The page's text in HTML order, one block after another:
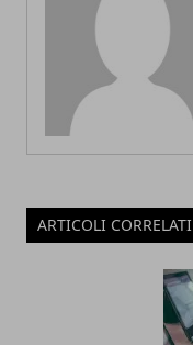
ARTICOLI CORRELATI